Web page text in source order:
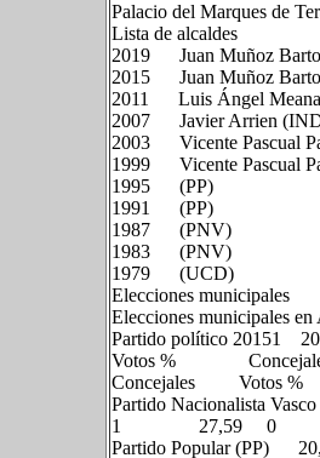
Palacio del Marques de
Lista de alcaldes
2019 Juan Muñoz
2015 Juan Muñoz
2011 Luis Ángel Meana
2007 Javier Arrien
2003 Vicente Pascual
1999 Vicente Pascual
1995 (PP)
1991 (PP)
1987 (PNV)
1983 (PNV)
1979 (UCD)
Elecciones municipales
Elecciones municipales en
Partido político 20151​
Votos %
Concejales
Partido
1 27,59 0
Partido